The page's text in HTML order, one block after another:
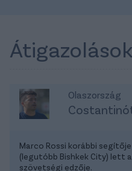
Átigazolások
Olaszország
Marco Rossi korábbi segítője,
(legutóbb Bishkek City) lett
szövetségi edzője.